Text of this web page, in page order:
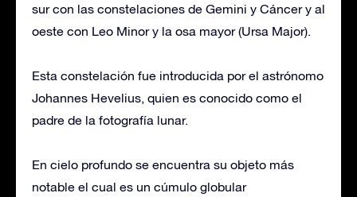
sur con las constelaciones de Gemini y Cáncer y al
oeste con Leo Minor y la osa mayor (Ursa Major).
Esta constelación fue introducida por el astrónomo
Johannes Hevelius, quien es conocido como el
padre de la fotografía lunar.
En cielo profundo se encuentra su objeto más
notable el cual es un cúmulo globular